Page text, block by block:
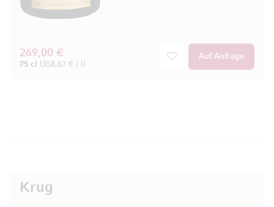
269,00 €
75 cl (358,67 € / l)
Auf Anfrage
Krug